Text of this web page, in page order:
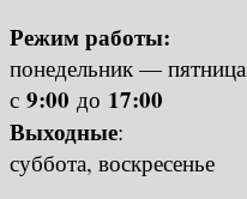
Режим работы:
понедельник — пятница
с 9:00 до 17:00
Выходные:
суббота, воскресенье